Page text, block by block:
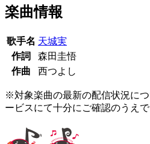
楽曲情報
歌手名 天城実
作詞
森田圭悟
作曲
西つよし
※対象楽曲の最新の配信状況に
ービスにて十分にご確認のうえで